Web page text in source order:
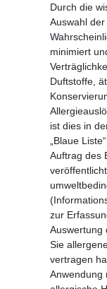
Durch die
Auswahl
minimiert
Duftstoffe,
ist dies in
„Blaue
Auftrag des
zur
Auswertung
Sie
vertragen
Anwendung